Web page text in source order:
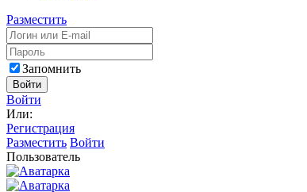
Разместить
Запомнить
Войти
Войти
Или:
Регистрация
Разместить Войти
Пользователь